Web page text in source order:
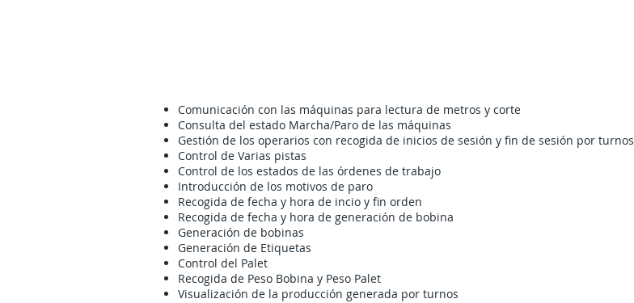
Comunicación con las máquinas para lectura de metros y corte
Consulta del estado Marcha/Paro de las máquinas
Gestión de los operarios con recogida de inicios de sesión y fin de sesión por turnos
Control de Varias pistas
Control de los estados de las órdenes de trabajo
Introducción de los motivos de paro
Recogida de fecha y hora de incio y fin orden
Recogida de fecha y hora de generación de bobina
Generación de bobinas
Generación de Etiquetas
Control del Palet
Recogida de Peso Bobina y Peso Palet
Visualización de la producción generada por turnos